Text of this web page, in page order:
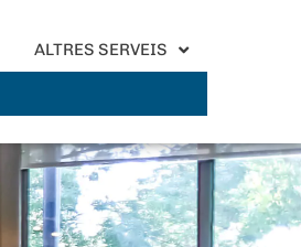
ALTRES SERVEIS